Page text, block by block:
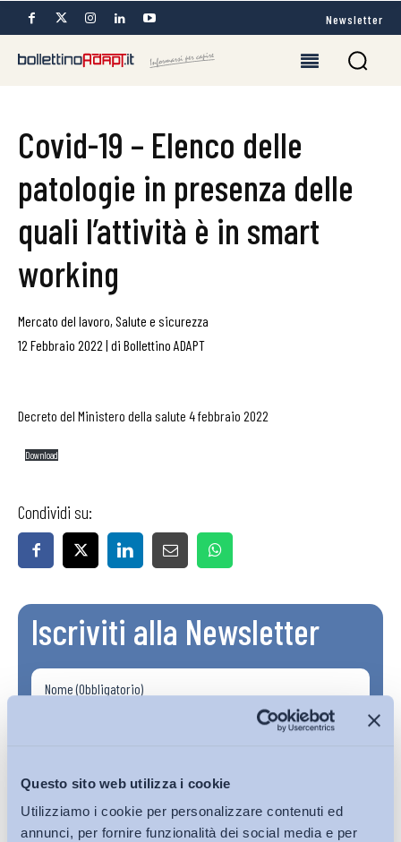
Questo sito web utilizza i cookie
Utilizziamo i cookie per personalizzare contenuti ed
annunci, per fornire funzionalità dei social media e per
Newsletter
Covid-19 – Elenco delle
patologie in presenza delle
quali l’attività è in smart
working
Mercato del lavoro, Salute e sicurezza
12 Febbraio 2022 | di Bollettino ADAPT
Decreto del Ministero della salute 4 febbraio 2022
Download
Condividi su:
Iscriviti alla Newsletter